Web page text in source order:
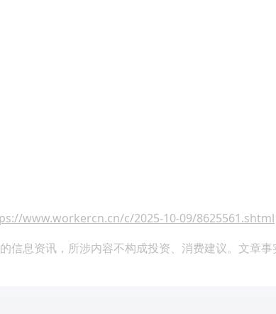
www.workercn.cn/c/2025-10-09/8625561.shtml
信息资讯，所涉内容不构成投资、消费建议。文章